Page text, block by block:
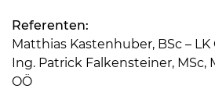
Referenten:
Matthias Kastenhuber, BSc – LK
Ing. Patrick Falkensteiner, MSc,
OÖ